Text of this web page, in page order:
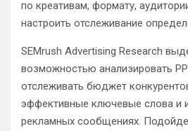
по креативам, формату,
настроить отслеживание
SEMrush Advertising Research
возможностью анализировать
отслеживать бюджет
эффективные ключевые слова и
рекламных сообщениях.